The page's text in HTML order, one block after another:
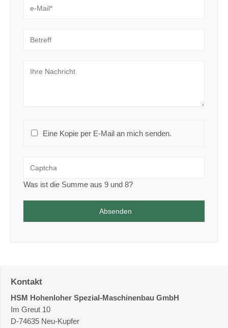
Eine Kopie per E-Mail an mich senden.
Was ist die Summe aus 9 und 8?
Absenden
Kontakt
HSM Hohenloher Spezial-Maschinenbau GmbH
Im Greut 10
D-74635 Neu-Kupfer